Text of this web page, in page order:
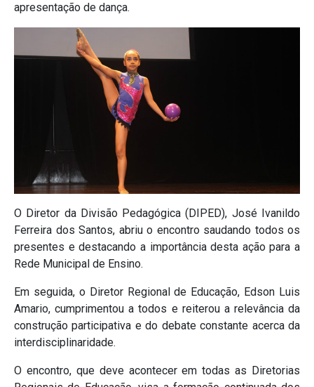
apresentação de dança.
O Diretor da Divisão Pedagógica (DIPED), José Ivanildo
Ferreira dos Santos, abriu o encontro saudando todos os
presentes e destacando a importância desta ação para a
Rede Municipal de Ensino.
Em seguida, o Diretor Regional de Educação, Edson Luis
Amario, cumprimentou a todos e reiterou a relevância da
construção participativa e do debate constante acerca da
interdisciplinaridade.
O encontro, que deve acontecer em todas as Diretorias